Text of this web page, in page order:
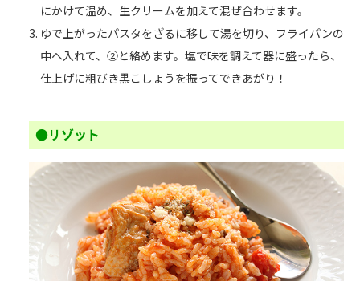
にかけて温め、生クリームを加えて混ぜ合わせます。
ゆで上がったパスタをざるに移して湯を切り、フライパンの
中へ入れて、②と絡めます。塩で味を調えて器に盛ったら、
仕上げに粗びき黒こしょうを振ってできあがり！
●リゾット